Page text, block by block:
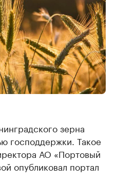
зерна
господдержки. Такое
АО «Портовый
опубликовал портал